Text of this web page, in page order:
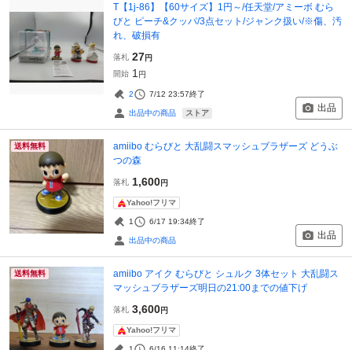
T【1j-86】【60サイズ】1円～/任天堂/アミーボ むら
びと ピーチ&クッパ/3点セット/ジャンク扱い/※傷、汚
れ、破損有
落札 27円
開始 1 円
2 7/12 23:57終了
出品中の商品 ストア 出品
送料無料
amiibo むらびと 大乱闘スマッシュブラザーズ どうぶ
つの森
落札 1,600円
Yahoo!フリマ
1 6/17 19:34終了
出品中の商品 出品
送料無料
amiibo アイク むらびと シュルク 3体セット 大乱闘ス
マッシュブラザーズ明日の21:00までの値下げ
落札 3,600円
Yahoo!フリマ